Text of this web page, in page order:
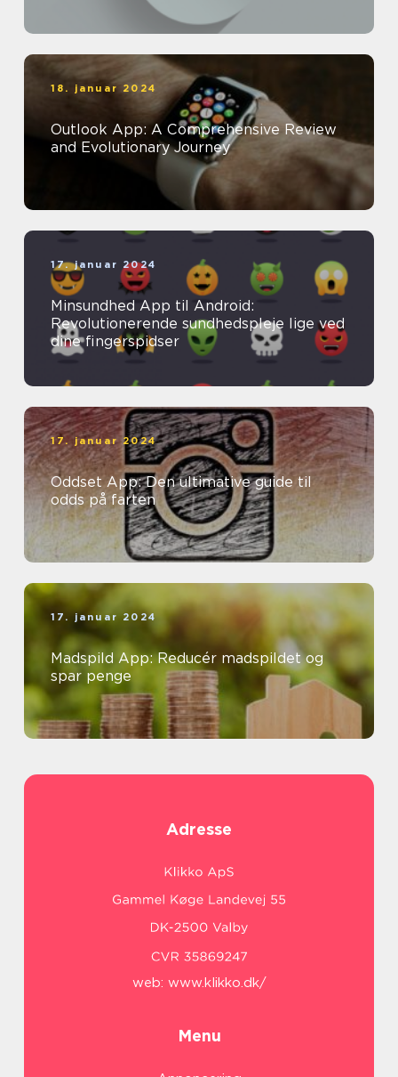
18. januar 2024
Outlook App: A Comprehensive Review
and Evolutionary Journey
17. januar 2024
Minsundhed App til Android:
Revolutionerende sundhedspleje lige ved
dine fingerspidser
17. januar 2024
Oddset App: Den ultimative guide til
odds på farten
17. januar 2024
Madspild App: Reducér madspildet og
spar penge
Adresse
web: www.klikko.dk/
Menu